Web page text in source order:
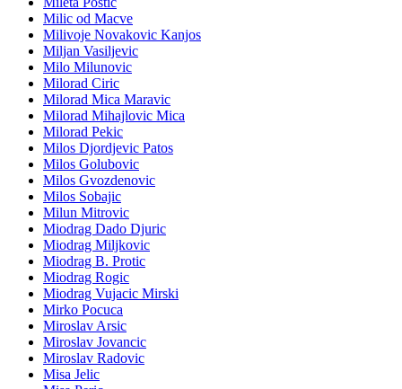
Milic od Macve
Milivoje Novakovic Kanjos
Miljan Vasiljevic
Milo Milunovic
Milorad Ciric
Milorad Mica Maravic
Milorad Mihajlovic Mica
Milorad Pekic
Milos Djordjevic Patos
Milos Golubovic
Milos Gvozdenovic
Milos Sobajic
Milun Mitrovic
Miodrag Dado Djuric
Miodrag Miljkovic
Miodrag B. Protic
Miodrag Rogic
Miodrag Vujacic Mirski
Mirko Pocuca
Miroslav Arsic
Miroslav Jovancic
Miroslav Radovic
Misa Jelic